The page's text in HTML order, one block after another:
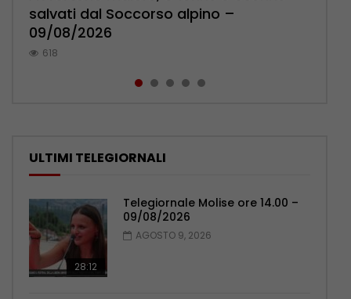
salvati dal Soccorso alpino –
09/08/2026
618
Marco Di Marcello a Katmandu –
09/08/2026
565
Carpinone – 09/08/2026
566
contro il Celta Vigo – 09/08/2026
378
pressa la sindaca Forte – 09/08/2026
1.4K
ULTIMI TELEGIORNALI
28:12
Telegiornale Molise ore 14.00 –
09/08/2026
AGOSTO 9, 2026